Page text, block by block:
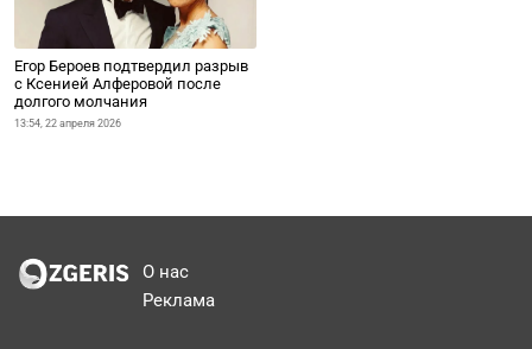
Егор Бероев подтвердил разрыв
с Ксенией Алферовой после
долгого молчания
13:54, 22 апреля 2026
О нас
Реклама